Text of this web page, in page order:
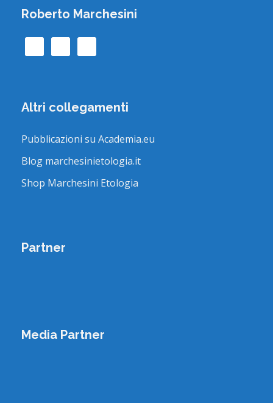
Roberto Marchesini
Altri collegamenti
Pubblicazioni su Academia.eu
Blog marchesinietologia.it
Shop Marchesini Etologia
Partner
Media Partner